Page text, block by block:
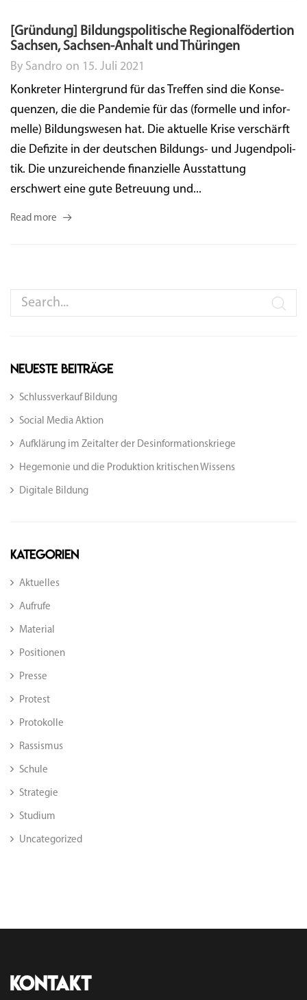
[Gründung] Bildungspolitische Regionalfödertion
Sachsen, Sachsen-Anhalt und Thüringen
By Sandro on 15. Juli 2021
Kon­kre­ter Hin­ter­grund für das Tref­fen sind die Kon­se­
quen­zen, die die Pan­de­mie für das (for­mel­le und infor­
mel­le) Bil­dungs­we­sen hat. Die aktu­el­le Kri­se ver­schärft
die Defi­zi­te in der deut­schen Bil­dungs- und Jugend­po­li­
tik. Die unzu­rei­chen­de finan­zi­el­le Aus­stat­tung
erschwert eine gute Betreu­ung und...
Read more
Neueste Beiträge
Schlussverkauf Bildung
Social Media Aktion
Aufklärung im Zeitalter der Desinformationskriege
Hegemonie und die Produktion kritischen Wissens
Digitale Bildung
Kategorien
Aktuelles
Aufrufe
Material
Positionen
Presse
Protest
Protokolle
Rassismus
Schule
Strategie
Studium
Uncategorized
Kontakt